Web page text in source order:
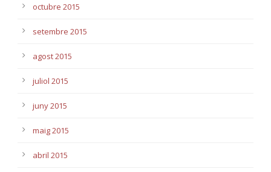
octubre 2015
setembre 2015
agost 2015
juliol 2015
juny 2015
maig 2015
abril 2015